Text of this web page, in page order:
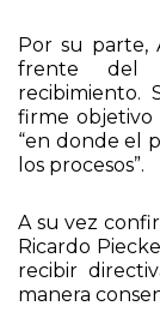
Por su parte,
frente del
recibimiento.
firme objetivo
“en donde el
los procesos”.
A su vez
Ricardo
recibir
manera